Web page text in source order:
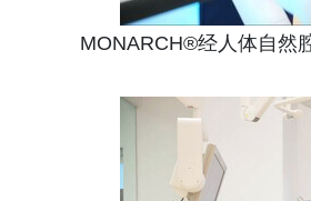
MONARCH®经人体自然